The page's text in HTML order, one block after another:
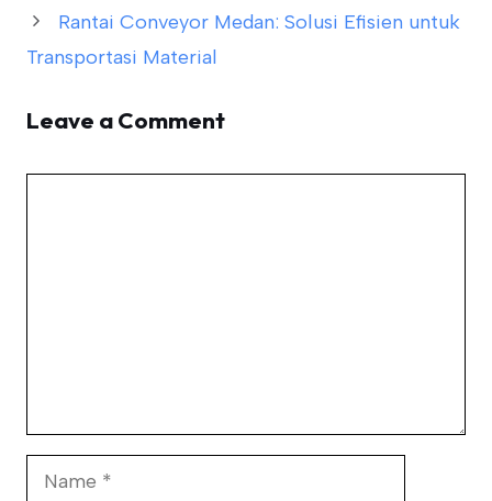
Rantai Conveyor Medan: Solusi Efisien untuk
Transportasi Material
Leave a Comment